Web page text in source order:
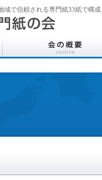
域で信頼される専門紙33紙で構成